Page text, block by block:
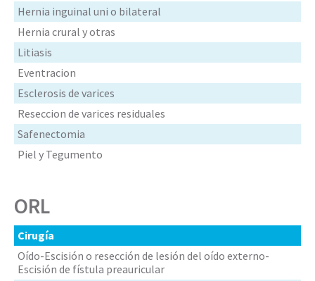
Hernia inguinal uni o bilateral
Hernia crural y otras
Litiasis
Eventracion
Esclerosis de varices
Reseccion de varices residuales
Safenectomia
Piel y Tegumento
ORL
Cirugía
Oído-Escisión o resección de lesión del oído externo-
Escisión de fístula preauricular